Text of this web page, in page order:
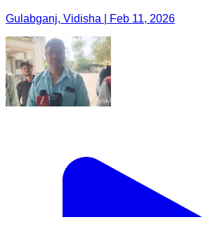
Gulabganj, Vidisha | Feb 11, 2026